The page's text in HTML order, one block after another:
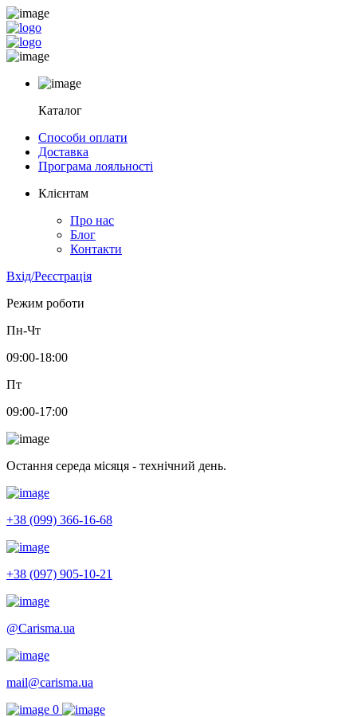
Каталог
Способи оплати
Доставка
Програма лояльності
Клієнтам
Про нас
Блог
Контакти
Вхід/Реєстрація
Режим роботи
Пн-Чт
09:00-18:00
Пт
09:00-17:00
Остання середа місяця - технічний день.
+38 (099) 366-16-68
+38 (097) 905-10-21
@Carisma.ua
mail@carisma.ua
0